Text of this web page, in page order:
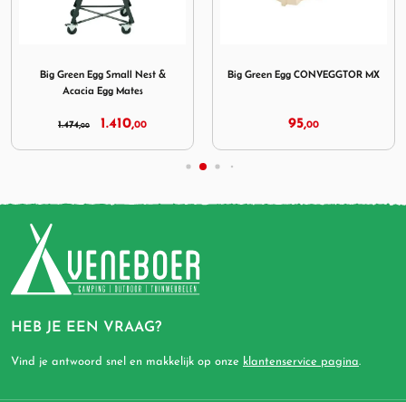
Big Green Egg Small Nest &
Acacia Egg Mates
1.474,00 1.410,00
Big Green Egg CONVEGGTOR MX
95,00
HEB JE EEN VRAAG?
Vind je antwoord snel en makkelijk op onze klantenservice pagina.